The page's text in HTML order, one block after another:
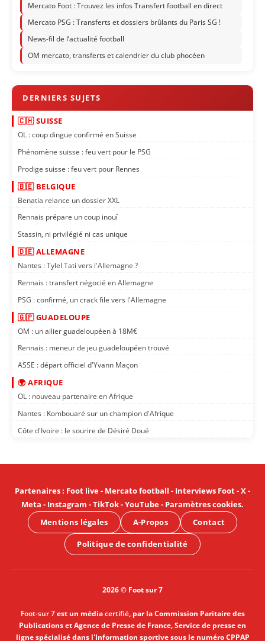
Mercato Foot : Trouvez les infos Transfert football en direct
Mercato PSG : Transferts et dossiers brûlants du Paris SG !
News-fil de l’actualité football
OM mercato, transferts et calendrier du club phocéen
🇨🇭 SUISSE
OL : coup dingue confirmé en Suisse
Phénomène suisse : feu vert pour le PSG
Prodige suisse : feu vert pour Rennes
🇧🇪 BELGIQUE
Benatia relance un dossier XXL
Rennais prépare un coup inouï
Stassin, ni privilégié ni cas unique
🇩🇪 ALLEMAGNE
Nantes : Tylel Tati vers l'Allemagne ?
Rennais : transfert négocié en Allemagne
PSG : confirmé, un crack file vers l'Allemagne
🇬🇵 GUADELOUPE
OM : un ailier guadeloupéen à 18M€
Rennais : meneur de jeu guadeloupéen trouvé
ASSE : départ officiel d'Yvann Maçon
🌍 AFRIQUE
OL : nouveau partenaire en Afrique
Nantes : Kombouaré sur un champion d'Afrique
Côte d'Ivoire : le sourire de Désiré Doué
Partenaires: Foot live- Mercato football - Interviews Foot-X-
Meta - Instagram -TikTok-YouTube- Paramètres cookies.
Mentions légales
A-Propos Contact
Politique de confidentialité
2026 © Foot sur 7
Foot-sur 7est un médiacertifié, par la Commission Paritaire des
Publications et Agence de Presse de France, Service de presse en
ligne spécialisé dans l'Information sportive sous le numéro CPPAP